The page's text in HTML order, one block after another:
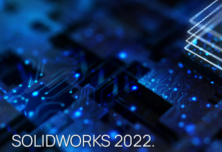
SOLIDWORKS 2022.